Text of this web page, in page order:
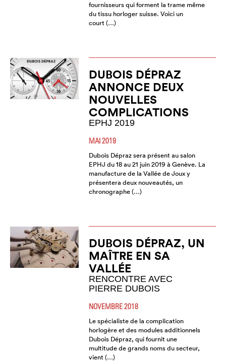
fournisseurs qui forment la trame même
du tissu horloger suisse. Voici un
court (…)
DUBOIS DÉPRAZ
ANNONCE DEUX
NOUVELLES
COMPLICATIONS
EPHJ 2019
MAI 2019
Dubois Dépraz sera présent au salon
EPHJ du 18 au 21 juin 2019 à Genève. La
manufacture de la Vallée de Joux y
présentera deux nouveautés, un
chronographe (…)
DUBOIS DÉPRAZ, UN
MAÎTRE EN SA
VALLÉE
RENCONTRE AVEC
PIERRE DUBOIS
NOVEMBRE 2018
Le spécialiste de la complication
horlogère et des modules additionnels
Dubois Dépraz, qui fournit une
multitude de grands noms du secteur,
vient (…)